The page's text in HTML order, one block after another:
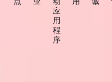
应
用
程
序